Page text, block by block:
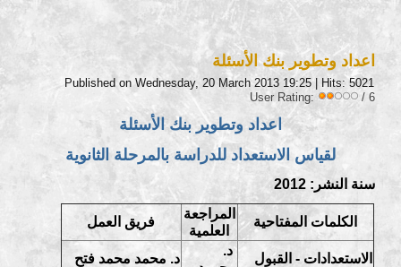
اعداد وتطوير بنك الأسئلة
Published on Wednesday, 20 March 2013 19:25| Hits: 5021
User Rating:
/ 6
اعداد وتطوير بنك الأسئلة
لقياس الاستعداد للدراسة بالمرحلة الثانوية
سنة النشر: 2012
الكلمات المفتاحية
المراجعة
العلمية
فريق العمل
الاستعدادات - القبول
د.
د. محمد محمد فتح